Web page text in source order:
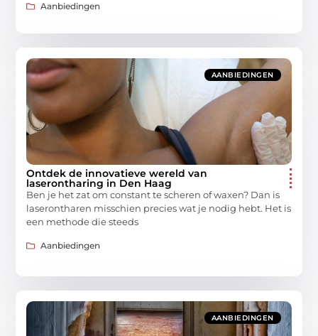
Aanbiedingen
AANBIEDINGEN
Ontdek de innovatieve wereld van
laserontharing in Den Haag
Ben je het zat om constant te scheren of waxen? Dan is
laserontharen misschien precies wat je nodig hebt. Het is
een methode die steeds
Aanbiedingen
AANBIEDINGEN